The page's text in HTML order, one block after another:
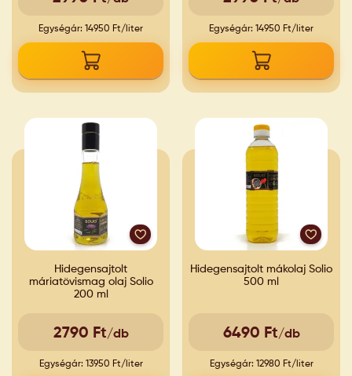
Egységár: 14950 Ft/liter Egységár: 14950 Ft/liter
Hidegensajtolt
máriatövismag olaj Solio
200 ml
2790 Ft/db
Egységár: 13950 Ft/liter
Hidegensajtolt mákolaj Solio
500 ml
6490 Ft/db
Egységár: 12980 Ft/liter